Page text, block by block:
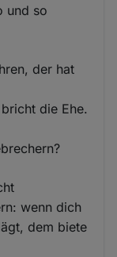
und so
der hat
die Ehe.
wenn dich
dem biete